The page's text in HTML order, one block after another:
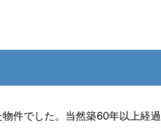
件でした。当然築60年以上経